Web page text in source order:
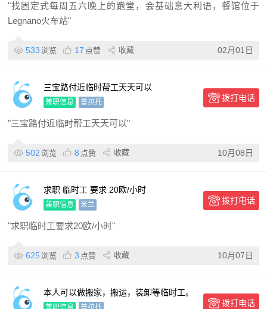
"找固定式每周五六晚上的跑堂，会基础意大利语，餐馆位于
Legnano火车站"
533 浏览 17 点赞 收藏 02月01日
三宝路付近临时帮工天天可以
兼职信息 普拉托 拨打电话
"三宝路付近临时帮工天天可以"
502 浏览 8 点赞 收藏 10月08日
求职 临时工 要求 20欧/小时
兼职信息 米兰 拨打电话
"求职临时工要求20欧/小时"
625 浏览 3 点赞 收藏 10月07日
本人可以做搬家，搬运，装卸等临时工。
兼职信息 普拉托 拨打电话